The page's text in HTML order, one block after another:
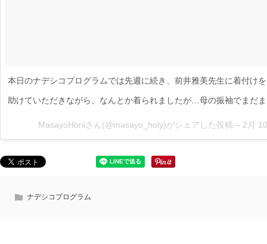
本日のナデシコプログラムでは先週に続き、前井雅美先生に着付け
助けていただきながら、なんとか着られましたが…母の振袖でまだ
MasayoHoriiさん(@masayo_holy)がシェアした投稿 – 2月
ナデシコプログラム